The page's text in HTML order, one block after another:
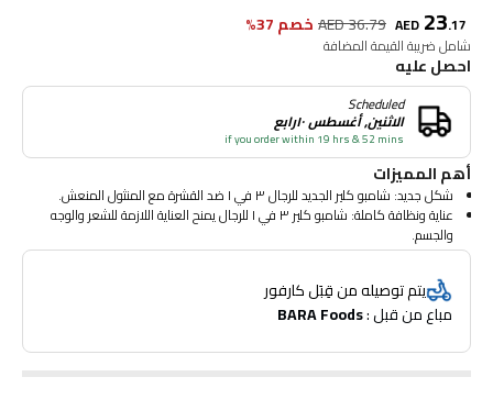
AED 23.17
AED36.79 خصم 37%
شامل ضريبة القيمة المضافة
احصل عليه
Scheduled
الاثنين, أغسطس ١٠رابع
if you order within 19 hrs & 52 mins
أهم المميزات
شكل جديد: شامبو كلير الجديد للرجال ٣ في ١ ضد القشرة مع المنثول المنعش.
عناية ونظافة كاملة: شامبو كلير ٣ في ١ للرجال يمنح العناية اللازمة للشعر والوجه
والجسم.
فروة خالية من القشرة بنسبة ١٠٠٪^، بشرة منعشة ومرطبة: تركيبة مكافحة القشرة
نظيفة ومرطبة
الشامبو رقم ١ في العالم للرجال*: شامبو كلير للرجال مصمم لفروة رأس الرجال التي
فروة رأس نظيفة ومنعشة: ١٠٠٪ من الرجال يتفقون على أن شامبو كلير للرجال
يتم توصيله من قِبَل كارفور
مباع من قبل : BARA Foods